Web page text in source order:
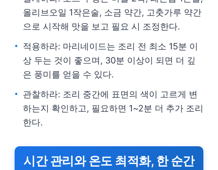
올리브오일 1작은술, 소금 약간, 고춧가루 약간
으로 시작해 맛을 보고 필요 시 조정한다.
적용하라: 마리네이드는 조리 전 최소 15분 이
상 두는 것이 좋으며, 30분 이상이 되면 더 깊
은 풍미를 얻을 수 있다.
관찰하라: 조리 중간에 표면의 색이 고르게 변
하는지 확인하고, 필요하면 1~2분 더 추가 조리
한다.
시간 관리와 온도 최적화, 한 순간